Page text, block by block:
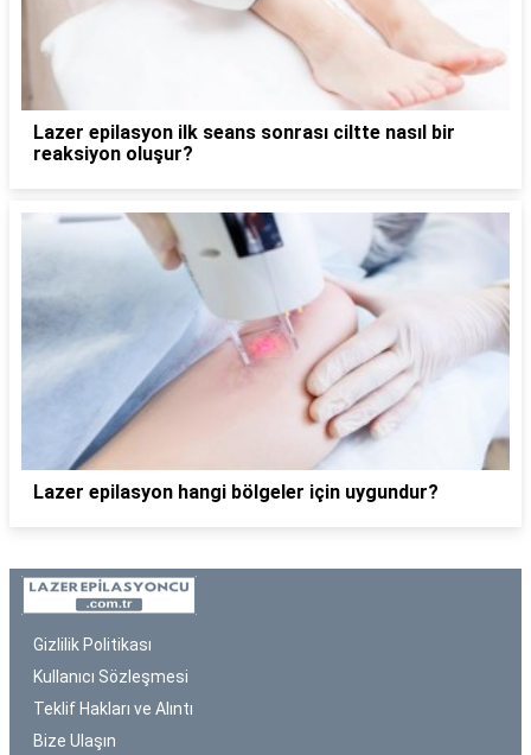
Lazer epilasyon ilk seans sonrası ciltte nasıl bir
reaksiyon oluşur?
Lazer epilasyon hangi bölgeler için uygundur?
Gizlilik Politikası
Kullanıcı Sözleşmesi
Teklif Hakları ve Alıntı
Bize Ulaşın